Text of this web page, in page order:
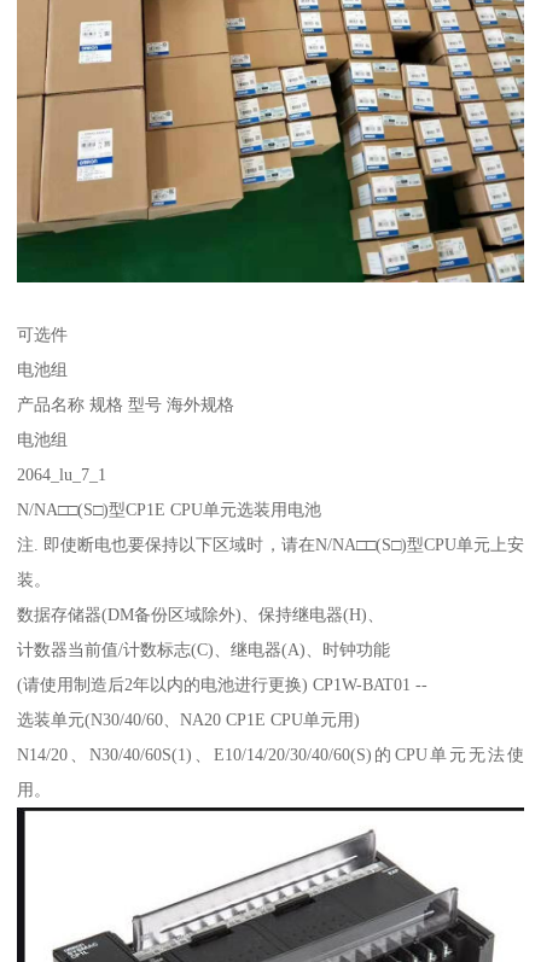
可选件
电池组
产品名称 规格 型号 海外规格
电池组
2064_lu_7_1
N/NA□□(S□)型CP1E CPU单元选装用电池
注. 即使断电也要保持以下区域时，请在N/NA□□(S□)型CPU单元上安
装。
数据存储器(DM备份区域除外)、保持继电器(H)、
计数器当前值/计数标志(C)、继电器(A)、时钟功能
(请使用制造后2年以内的电池进行更换) CP1W-BAT01 --
选装单元(N30/40/60、NA20 CP1E CPU单元用)
N14/20、N30/40/60S(1)、E10/14/20/30/40/60(S)的CPU单元无法使
用。